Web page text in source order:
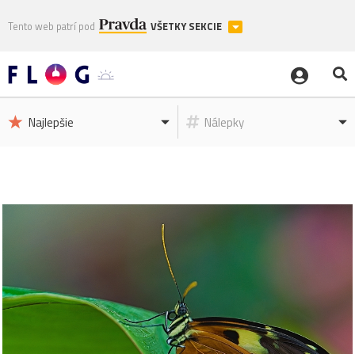
Tento web patrí pod VŠETKY SEKCIE
Najlepšie Nálepky